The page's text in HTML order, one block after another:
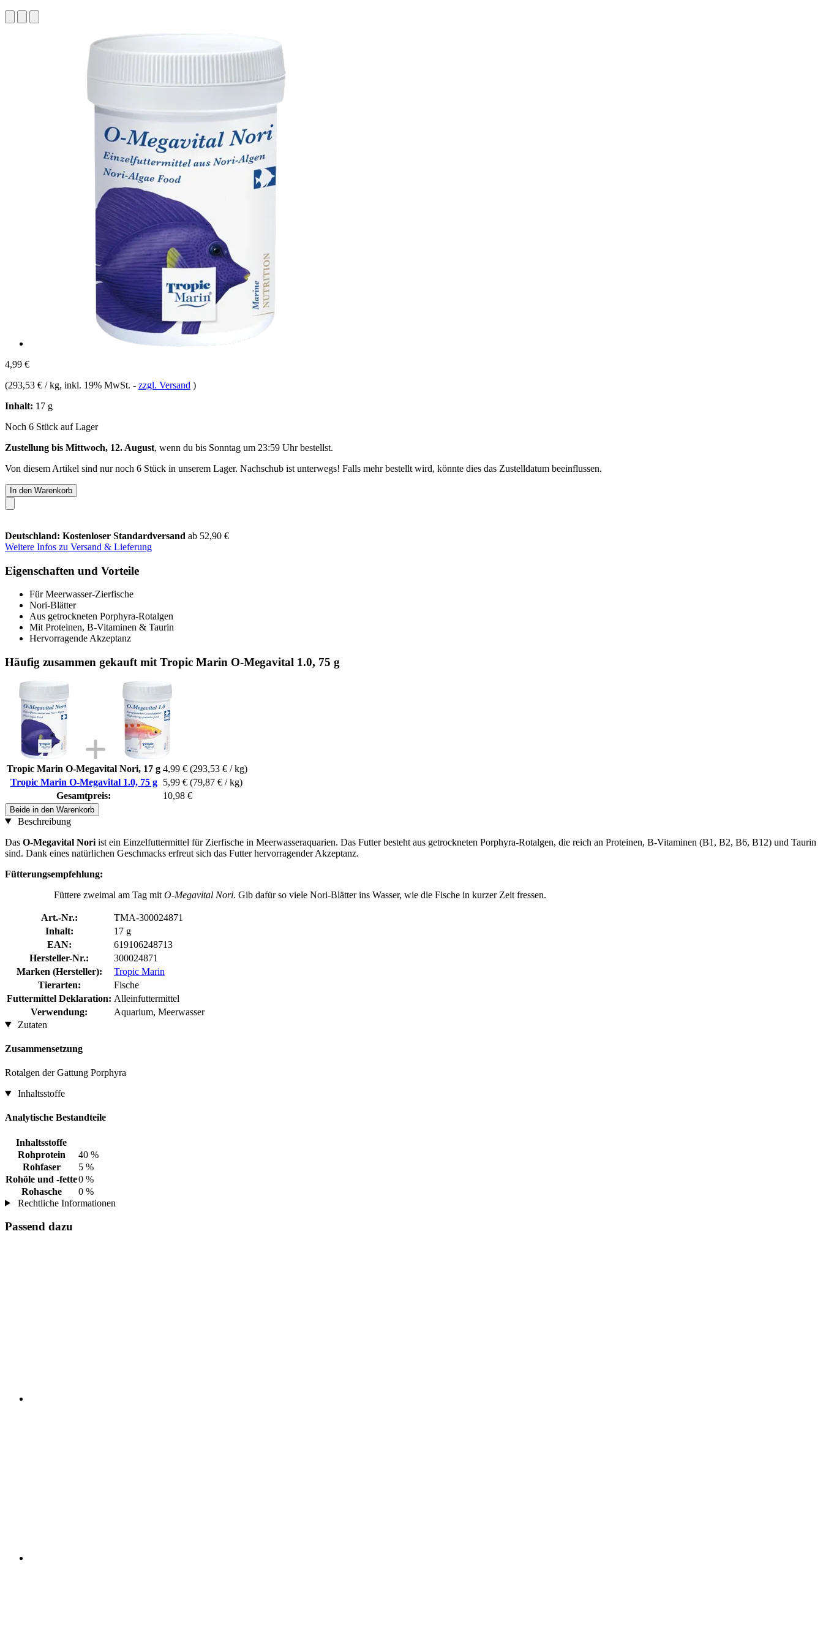
4,99 €
(293,53 € / kg, inkl. 19% MwSt. - zzgl. Versand )
Inhalt: 17 g
Noch 6 Stück auf Lager
Zustellung bis Mittwoch, 12. August, wenn du bis Sonntag um 23:59 Uhrbestellst.
Von diesem Artikel sind nur noch 6 Stück in unserem Lager. Nachschub ist unterwegs! Falls mehr bestellt wird, könnte dies das Zustelldatum beeinflussen.
In den Warenkorb
Deutschland: Kostenloser Standardversand ab 52,90 €
Weitere Infos zu Versand & Lieferung
Eigenschaften und Vorteile
Für Meerwasser-Zierfische
Nori-Blätter
Aus getrockneten Porphyra-Rotalgen
Mit Proteinen, B-Vitaminen & Taurin
Hervorragende Akzeptanz
Häufig zusammen gekauft mit Tropic Marin O-Megavital 1.0, 75 g
Tropic Marin O-Megavital Nori, 17 g 4,99 € (293,53 € / kg)
Tropic Marin O-Megavital 1.0, 75 g
5,99 € (79,87 € / kg)
Gesamtpreis:
10,98 €
Beide in den Warenkorb
Beschreibung
Das O-Megavital Nori ist ein Einzelfuttermittel für Zierfische in Meerwasseraquarien. Das Futter besteht aus getrockneten Porphyra-Rotalgen, die reich an Proteinen, B-Vitaminen (B1, B2, B6, B12) und Taurin
sind. Dank eines natürlichen Geschmacks erfreut sich das Futter hervorragender Akzeptanz.
Fütterungsempfehlung:
Füttere zweimal am Tag mit O-Megavital Nori. Gib dafür so viele Nori-Blätter ins Wasser, wie die Fische in kurzer Zeit fressen.
Art.-Nr.:
TMA-300024871
Inhalt:
17 g
EAN:
619106248713
Hersteller-Nr.:
300024871
Marken (Hersteller):
Tropic Marin
Tierarten:
Fische
Futtermittel Deklaration: Alleinfuttermittel
Verwendung:
Aquarium, Meerwasser
Zutaten
Zusammensetzung
Rotalgen der Gattung Porphyra
Inhaltsstoffe
Analytische Bestandteile
Inhaltsstoffe
Rohprotein
40 %
Rohfaser
5 %
Rohöle und -fette0 %
Rohasche
0 %
Rechtliche Informationen
Passend dazu